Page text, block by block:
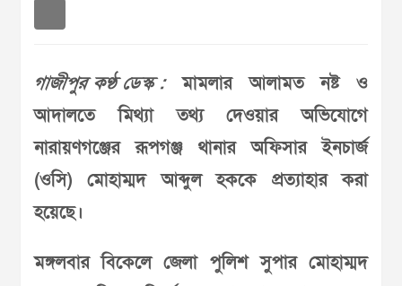
গাজীপুর কণ্ঠ ডেস্ক :মামলার আলামত নষ্ট ও
আদালতে মিথ্যা তথ্য দেওয়ার অভিযোগে
নারায়ণগঞ্জের রূপগঞ্জ থানার অফিসার ইনচার্জ
(ওসি) মোহাম্মদ আব্দুল হককে প্রত্যাহার করা
হয়েছে।
মঙ্গলবার বিকেলে জেলা পুলিশ সুপার মোহাম্মদ